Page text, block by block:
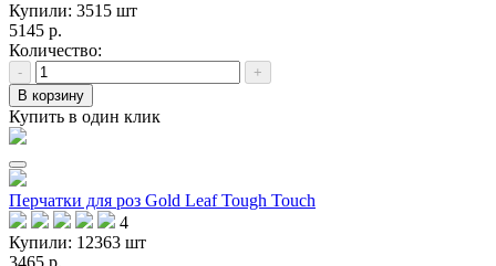
Купили: 3515 шт
5145 р.
Количество:
-
+
В корзину
Купить в один клик
Перчатки для роз Gold Leaf Tough Touch
4
Купили: 12363 шт
3465 р.